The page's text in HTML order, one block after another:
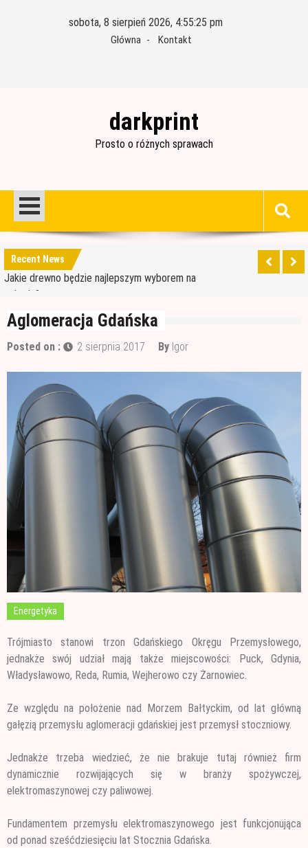
sobota, 8 sierpień 2026, 4:55:26 pm
Główna Kontakt
darkprint
Prosto o różnych sprawach
Recent News
Materiały budowlane potrzebne do ocieplenia
garażu
Czym jest papa i jak ją stosować?
Jakie drewno będzie najlepszym wyborem na
schody?
Jak wybrać dobre drewno konstrukcyjne?
Wałek czy pędzel – czym lepiej malować?
garażu
Aglomeracja Gdańska
Posted on : 2 sierpnia 2017 By Igor
Energetyka
Trójmiasto stanowi trzon Gdańskiego Okręgu Przemysłowego,
jednakże swój udział mają także miejscowości: Puck, Gdynia,
Władysławowo, Reda, Rumia, Wejherowo czy Żarnowiec.
Ze względu na położenie nad Morzem Bałtyckim, od lat główną
gałęzią przemysłu aglomeracji gdańskiej jest przemysł stoczniowy.
Jednakże trzeba wiedzieć, że nie brakuje tutaj również firm
dynamicznie rozwijających się w branży spożywczej,
elektromaszynowej czy paliwowej.
Fundamentem przemysłu elektromaszynowego jest funkcjonująca
od ponad sześćdziesięciu lat Stocznia Gdańska.